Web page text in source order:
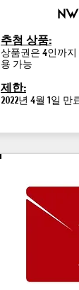
추첨 상품:
상품권은 4인까
용 가능
제한:
2022년 4월 1일 만